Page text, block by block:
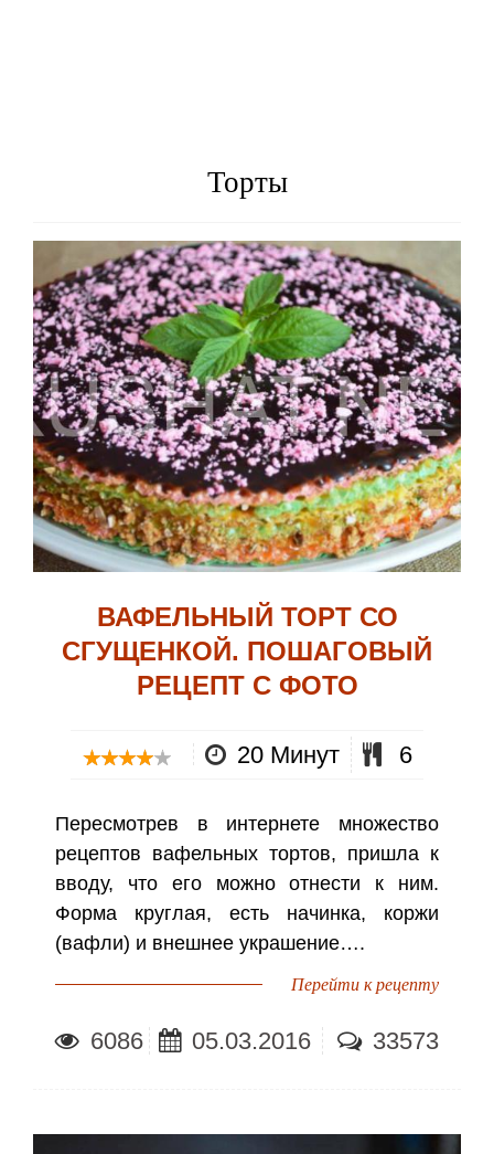
Торты
ВАФЕЛЬНЫЙ ТОРТ СО
СГУЩЕНКОЙ. ПОШАГОВЫЙ
РЕЦЕПТ С ФОТО
20 Минут 6
Пересмотрев в интернете множество
рецептов вафельных тортов, пришла к
вводу, что его можно отнести к ним.
Форма круглая, есть начинка, коржи
(вафли) и внешнее украшение….
Перейти к рецепту
6086 05.03.2016 33573